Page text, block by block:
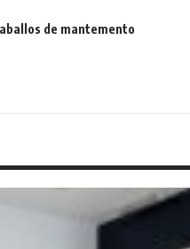
de mantemento